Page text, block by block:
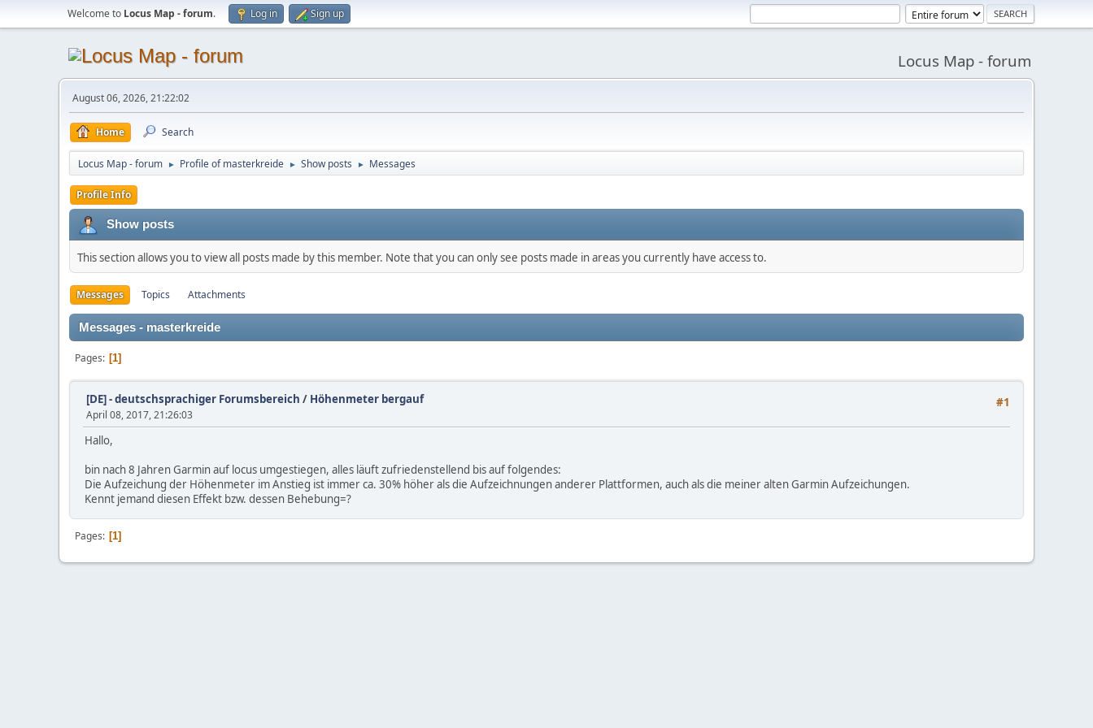
Welcome to Locus Map - forum. Log in Sign up
Locus Map - forum
August 06, 2026, 21:22:02
Home Search
Locus Map - forum ► Profile of masterkreide ► Show posts ► Messages
Profile Info
Show posts
This section allows you to view all posts made by this member. Note that you can only see posts made in areas you currently have access to.
Messages Topics Attachments
Messages - masterkreide
Pages 1
#1
[DE] - deutschsprachiger Forumsbereich / Höhenmeter bergauf
April 08, 2017, 21:26:03
Hallo,
bin nach 8 Jahren Garmin auf locus umgestiegen, alles läuft zufriedenstellend bis auf folgendes:
Die Aufzeichung der Höhenmeter im Anstieg ist immer ca. 30% höher als die Aufzeichnungen anderer Plattformen, auch als die meiner alten Garmin Aufzeichungen.
Kennt jemand diesen Effekt bzw. dessen Behebung=?
Pages 1